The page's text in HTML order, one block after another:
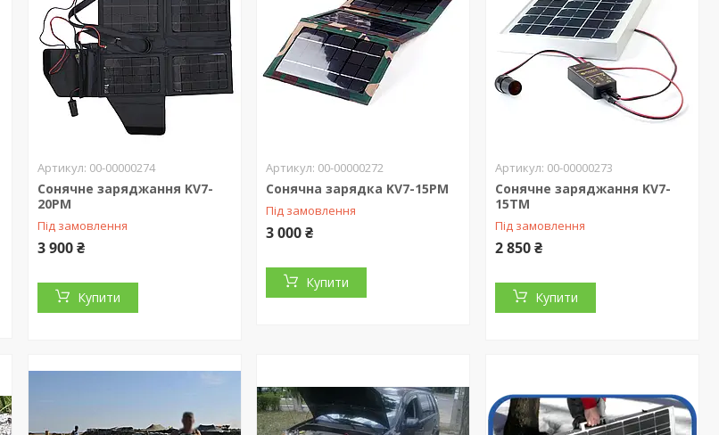
00-00000274
Сонячне заряджання KV7-
20PM
Під замовлення
3 900 ₴
Купити
00-00000272
Сонячна зарядка KV7-15PM
Під замовлення
3 000 ₴
Купити
00-00000273
Сонячне заряджання KV7-
15TM
Під замовлення
2 850 ₴
Купити